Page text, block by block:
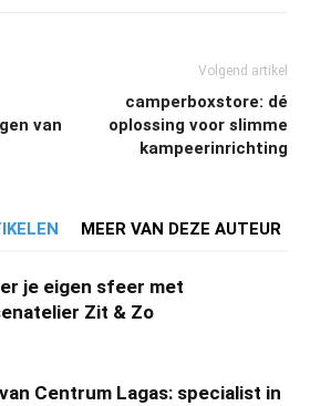
van
Volgend artikel
camperboxstore: dé
oplossing voor slimme
kampeerinrichting
MEER VAN DEZE AUTEUR
je eigen sfeer met
Zit & Zo
Centrum Lagas: specialist in